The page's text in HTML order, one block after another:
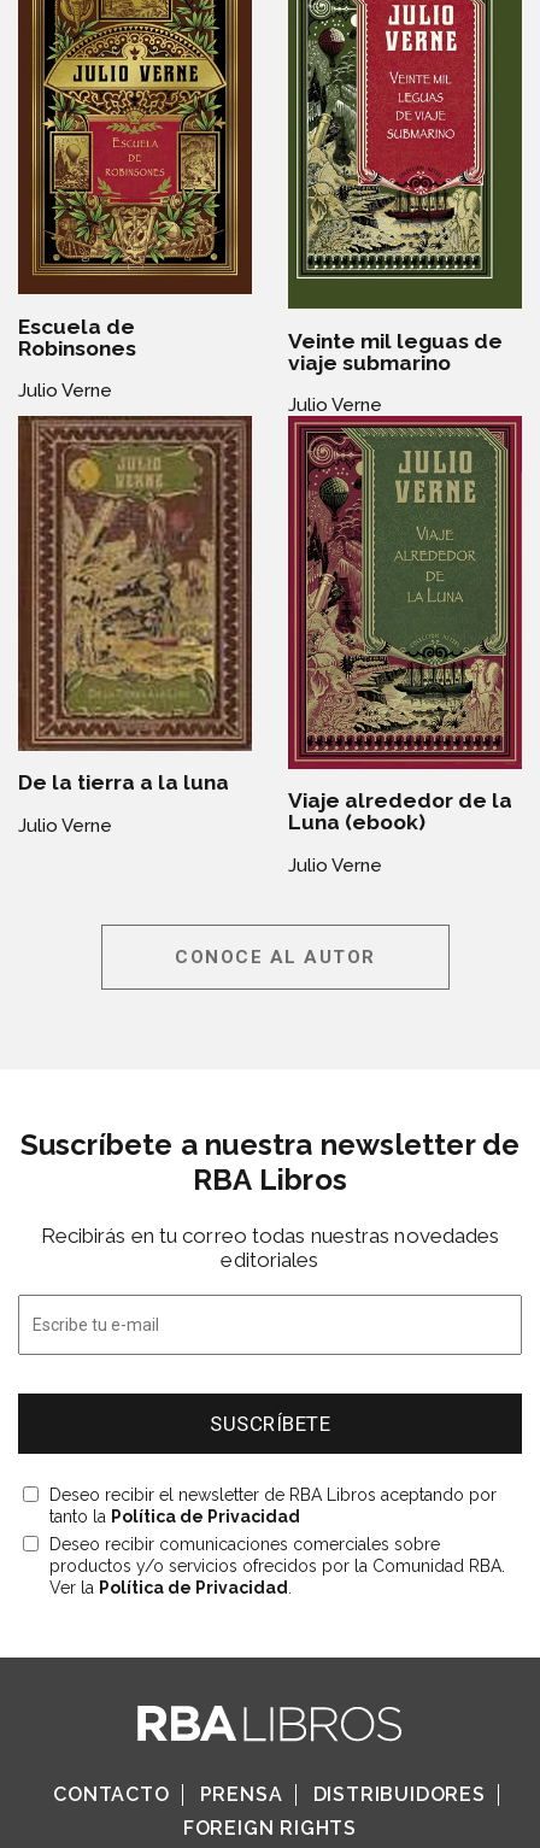
Escuela de
Robinsones
Julio Verne
Veinte mil leguas de
viaje submarino
Julio Verne
De la tierra a la luna
Julio Verne
Viaje alrededor de la
Luna (ebook)
Julio Verne
CONOCE AL AUTOR
Suscríbete a nuestra newsletter de
RBA Libros
Recibirás en tu correo todas nuestras novedades
editoriales
Deseo recibir el newsletter de RBA Libros aceptando por
tanto la Política de Privacidad
Deseo recibir comunicaciones comerciales sobre
productos y/o servicios ofrecidos por la Comunidad RBA.
Ver la Política de Privacidad
CONTACTO PRENSA
DISTRIBUIDORES
FOREIGN RIGHTS